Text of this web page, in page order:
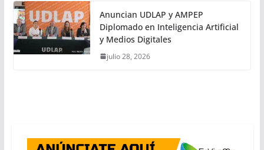
Anuncian UDLAP y AMPEP
Diplomado en Inteligencia Artificial
y Medios Digitales
julio 28, 2026